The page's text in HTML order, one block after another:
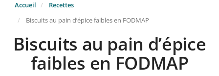
Accueil
Recettes
Biscuits au pain d’épice faibles en FODMAP
Biscuits au pain d’épice
faibles en FODMAP